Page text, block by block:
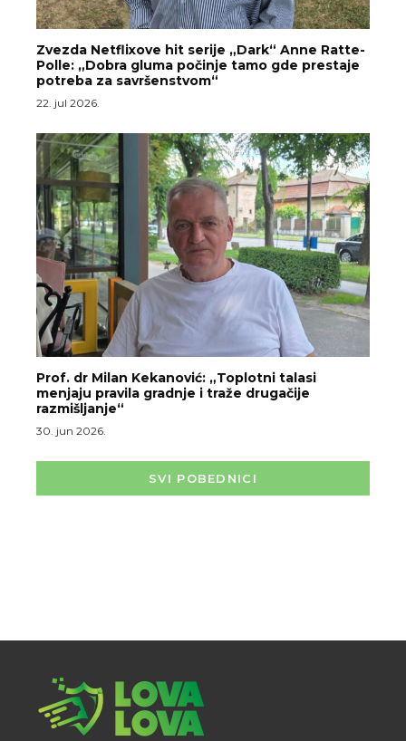
Zvezda Netflixove hit serije „Dark“ Anne Ratte-
Polle: „Dobra gluma počinje tamo gde prestaje
potreba za savršenstvom“
22. jul 2026.
Prof. dr Milan Kekanović: „Toplotni talasi
menjaju pravila gradnje i traže drugačije
razmišljanje“
30. jun 2026.
SVI POBEDNICI